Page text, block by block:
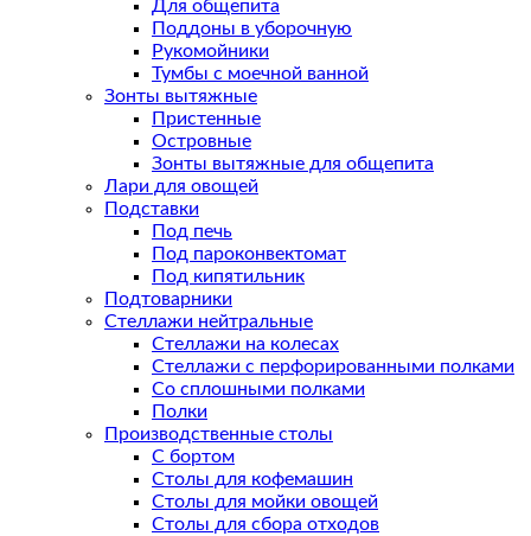
Для общепита
Поддоны в уборочную
Рукомойники
Тумбы с моечной ванной
Зонты вытяжные
Пристенные
Островные
Зонты вытяжные для общепита
Лари для овощей
Подставки
Под печь
Под пароконвектомат
Под кипятильник
Подтоварники
Стеллажи нейтральные
Стеллажи на колесах
Стеллажи с перфорированными полками
Со сплошными полками
Полки
Производственные столы
С бортом
Столы для кофемашин
Столы для мойки овощей
Столы для сбора отходов